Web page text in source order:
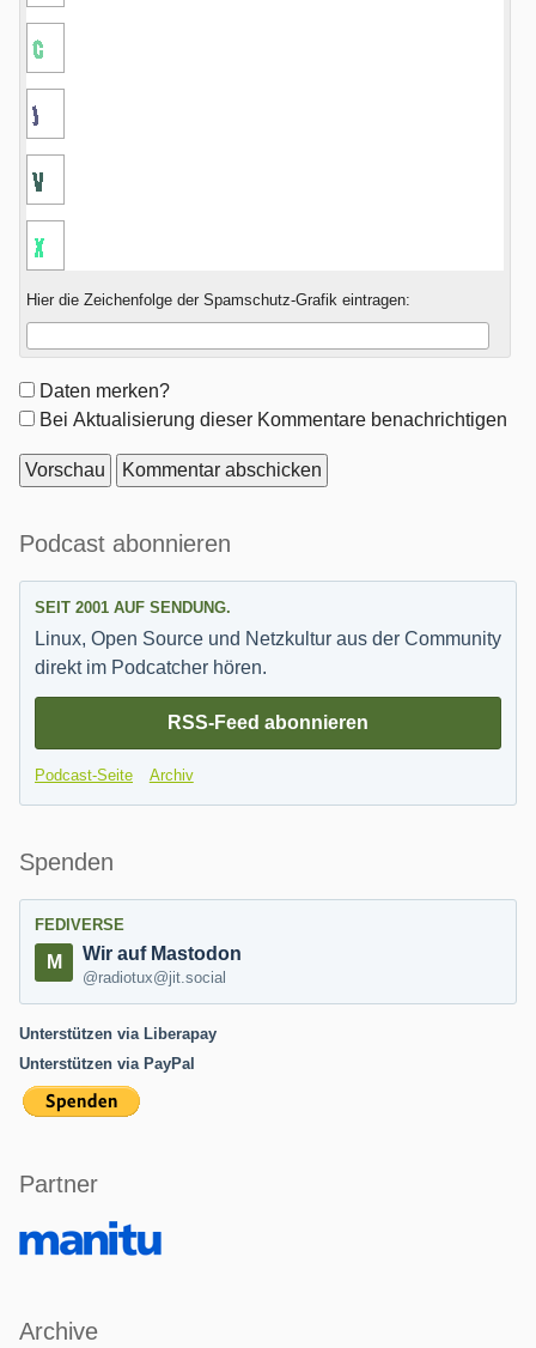
Hier die Zeichenfolge der Spamschutz-Grafik eintragen:
Formular-
Optionen
Daten merken?
Bei Aktualisierung dieser Kommentare benachrichtigen
Seitenleiste
Podcast abonnieren
SEIT 2001 AUF SENDUNG.
Linux, Open Source und Netzkultur aus der Community
direkt im Podcatcher hören.
RSS-Feed abonnieren
Podcast-Seite Archiv
Spenden
FEDIVERSE
Wir auf Mastodon
@radiotux@jit.social
Unterstützen via Liberapay
Unterstützen via PayPal
Partner
Archive